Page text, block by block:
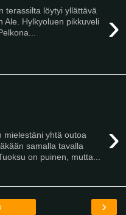
›
terassilta löytyi yllättävä
Ale. Hylkyoluen pikkuveli
›
mielestäni yhtä outoa
samalla tavalla
on puinen, mutta...
›